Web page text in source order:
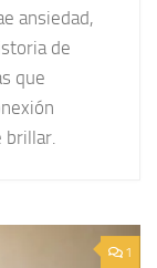
ansiedad,
de
que
brillar.
1